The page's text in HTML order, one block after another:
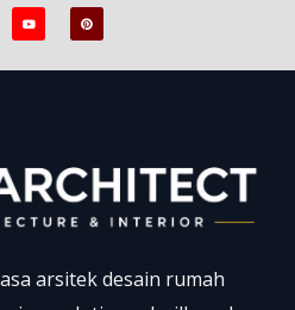
Y
o
u
t
b
P
i
n
t
r
arsitek desain rumah